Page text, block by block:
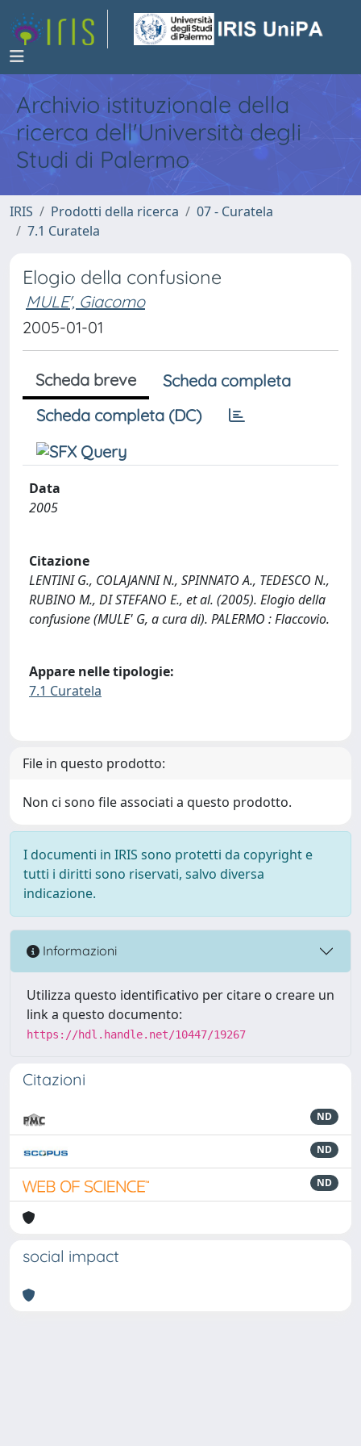
Archivio istituzionale della
ricerca dell'Università degli
Studi di Palermo
IRIS Prodotti della ricerca
07 - Curatela
7.1 Curatela
Elogio della confusione
MULE', Giacomo
2005-01-01
Scheda breve
Scheda completa
Scheda completa (DC)
Data
2005
Citazione
LENTINI G., COLAJANNI N., SPINNATO A., TEDESCO N.,
RUBINO M., DI STEFANO E., et al. (2005). Elogio della
confusione (MULE' G, a cura di). PALERMO : Flaccovio.
Appare nelle tipologie:
7.1 Curatela
File in questo prodotto:
Non ci sono file associati a questo prodotto.
I documenti in IRIS sono protetti da copyright e
tutti i diritti sono riservati, salvo diversa
indicazione.
Informazioni
Utilizza questo identificativo per citare o creare un
link a questo documento:
https://hdl.handle.net/10447/19267
Citazioni
ND
ND
ND
social impact